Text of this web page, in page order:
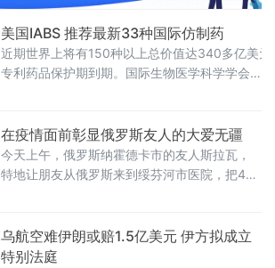
美国IABS 推荐最新33种国际仿制药
近期世界上将有150种以上总价值达340多亿美元
专利药品保护期到期。国际生物医学科学学会
在疫情面前彰显俄罗斯友人的大爱无疆
今天上午，俄罗斯纳霍德卡市的友人斯拉瓦，
特地让朋友从俄罗斯来到绥芬河市医院，把400
乌航空难伊朗或赔1.5亿美元 伊方拟成立
特别法庭